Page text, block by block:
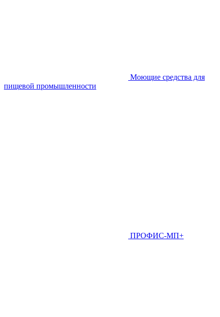
Моющие средства для
пищевой промышленности
ПРОФИС-МП+